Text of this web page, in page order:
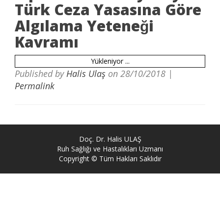
Türk Ceza Yasasına Göre
Algılama Yeteneği
Kavramı
Yükleniyor ...
Published by Halis Ulaş on 28/10/2018 |
Permalink
Doç. Dr. Halis ULAŞ
Ruh Sağlığı ve Hastalıkları Uzmanı
Copyright © Tüm Hakları Saklıdır